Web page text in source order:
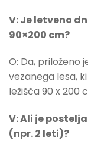
V: Je letveno
90×200 cm?
O: Da, priloženo
vezanega lesa,
ležišča 90 x 200
V: Ali je
(npr. 2 leti)?